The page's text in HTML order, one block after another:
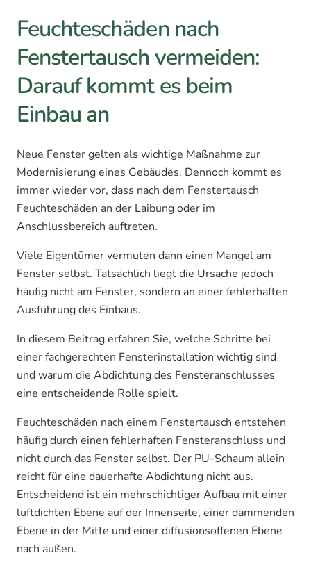
Feuchteschäden nach
Fenstertausch vermeiden:
Darauf kommt es beim
Einbau an
Neue Fenster gelten als wichtige Maßnahme zur
Modernisierung eines Gebäudes. Dennoch kommt es
immer wieder vor, dass nach dem Fenstertausch
Feuchteschäden an der Laibung oder im
Anschlussbereich auftreten.
Viele Eigentümer vermuten dann einen Mangel am
Fenster selbst. Tatsächlich liegt die Ursache jedoch
häufig nicht am Fenster, sondern an einer fehlerhaften
Ausführung des Einbaus.
In diesem Beitrag erfahren Sie, welche Schritte bei
einer fachgerechten Fensterinstallation wichtig sind
und warum die Abdichtung des Fensteranschlusses
eine entscheidende Rolle spielt.
Feuchteschäden nach einem Fenstertausch entstehen
häufig durch einen fehlerhaften Fensteranschluss und
nicht durch das Fenster selbst. Der PU-Schaum allein
reicht für eine dauerhafte Abdichtung nicht aus.
Entscheidend ist ein mehrschichtiger Aufbau mit einer
luftdichten Ebene auf der Innenseite, einer dämmenden
Ebene in der Mitte und einer diffusionsoffenen Ebene
nach außen.